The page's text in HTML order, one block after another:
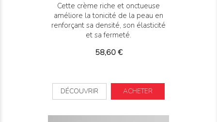
Cette crème riche et onctueuse
améliore la tonicité de la peau en
renforçant sa densité, son élasticité
et sa fermeté.
Prix
58,60 €
DÉCOUVRIR ACHETER